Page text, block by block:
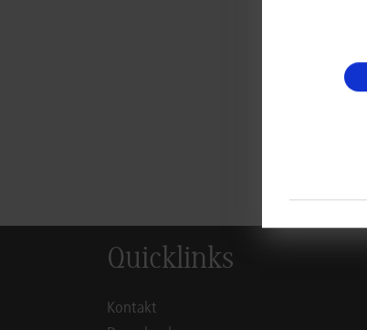
Quicklinks
Kontakt